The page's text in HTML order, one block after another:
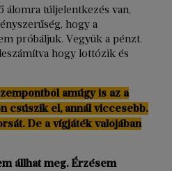
álomra túljelentkezés van,
hogy a
próbáljuk. Vegyük a pénzt.
hogy lottózik és
amúgy is az a
csúszik el, annál viccesebb.
De a vígjáték valójában
állhat meg. Érzésem